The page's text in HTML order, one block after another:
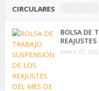
CIRCULARES
BOLSA DE
enero 27,